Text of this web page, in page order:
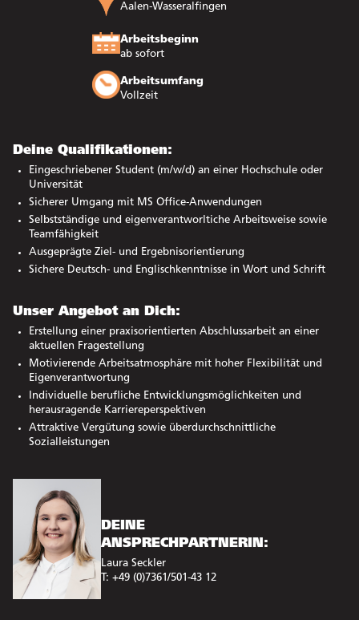
Aalen-Wasseralfingen
Arbeitsbeginn
ab sofort
Arbeitsumfang
Vollzeit
Deine Qualifikationen:
Eingeschriebener Student (m/w/d) an einer Hochschule oder
Universität
Sicherer Umgang mit MS Office-Anwendungen
Selbstständige und eigenverantworltiche Arbeitsweise sowie
Teamfähigkeit
Ausgeprägte Ziel- und Ergebnisorientierung
Sichere Deutsch- und Englischkenntnisse in Wort und Schrift
Unser Angebot an Dich:
Erstellung einer praxisorientierten Abschlussarbeit an einer
aktuellen Fragestellung
Motivierende Arbeitsatmosphäre mit hoher Flexibilität und
Eigenverantwortung
Individuelle berufliche Entwicklungsmöglichkeiten und
herausragende Karriereperspektiven
Attraktive Vergütung sowie überdurchschnittliche
Sozialleistungen
DEINE
ANSPRECHPARTNERIN:
Laura Seckler
T: +49 (0)7361/501-43 12